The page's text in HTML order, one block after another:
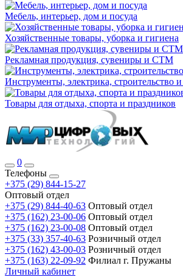
Мебель, интерьер, дом и посуда
Хозяйственные товары, уборка и гигиена
Рекламная продукция, сувениры и СТМ
Инструменты, электрика, строительство и
Товары для отдыха, спорта и праздников
0
Телефоны
+375 (29) 844-15-27
Оптовый отдел
+375 (29) 844-40-63 Оптовый отдел
+375 (162) 23-00-06 Оптовый отдел
+375 (162) 23-00-08 Оптовый отдел
+375 (33) 357-40-63 Розничный отдел
+375 (162) 43-00-03 Розничный отдел
+375 (163) 22-09-92 Филиал г. Пружаны
Личный кабинет